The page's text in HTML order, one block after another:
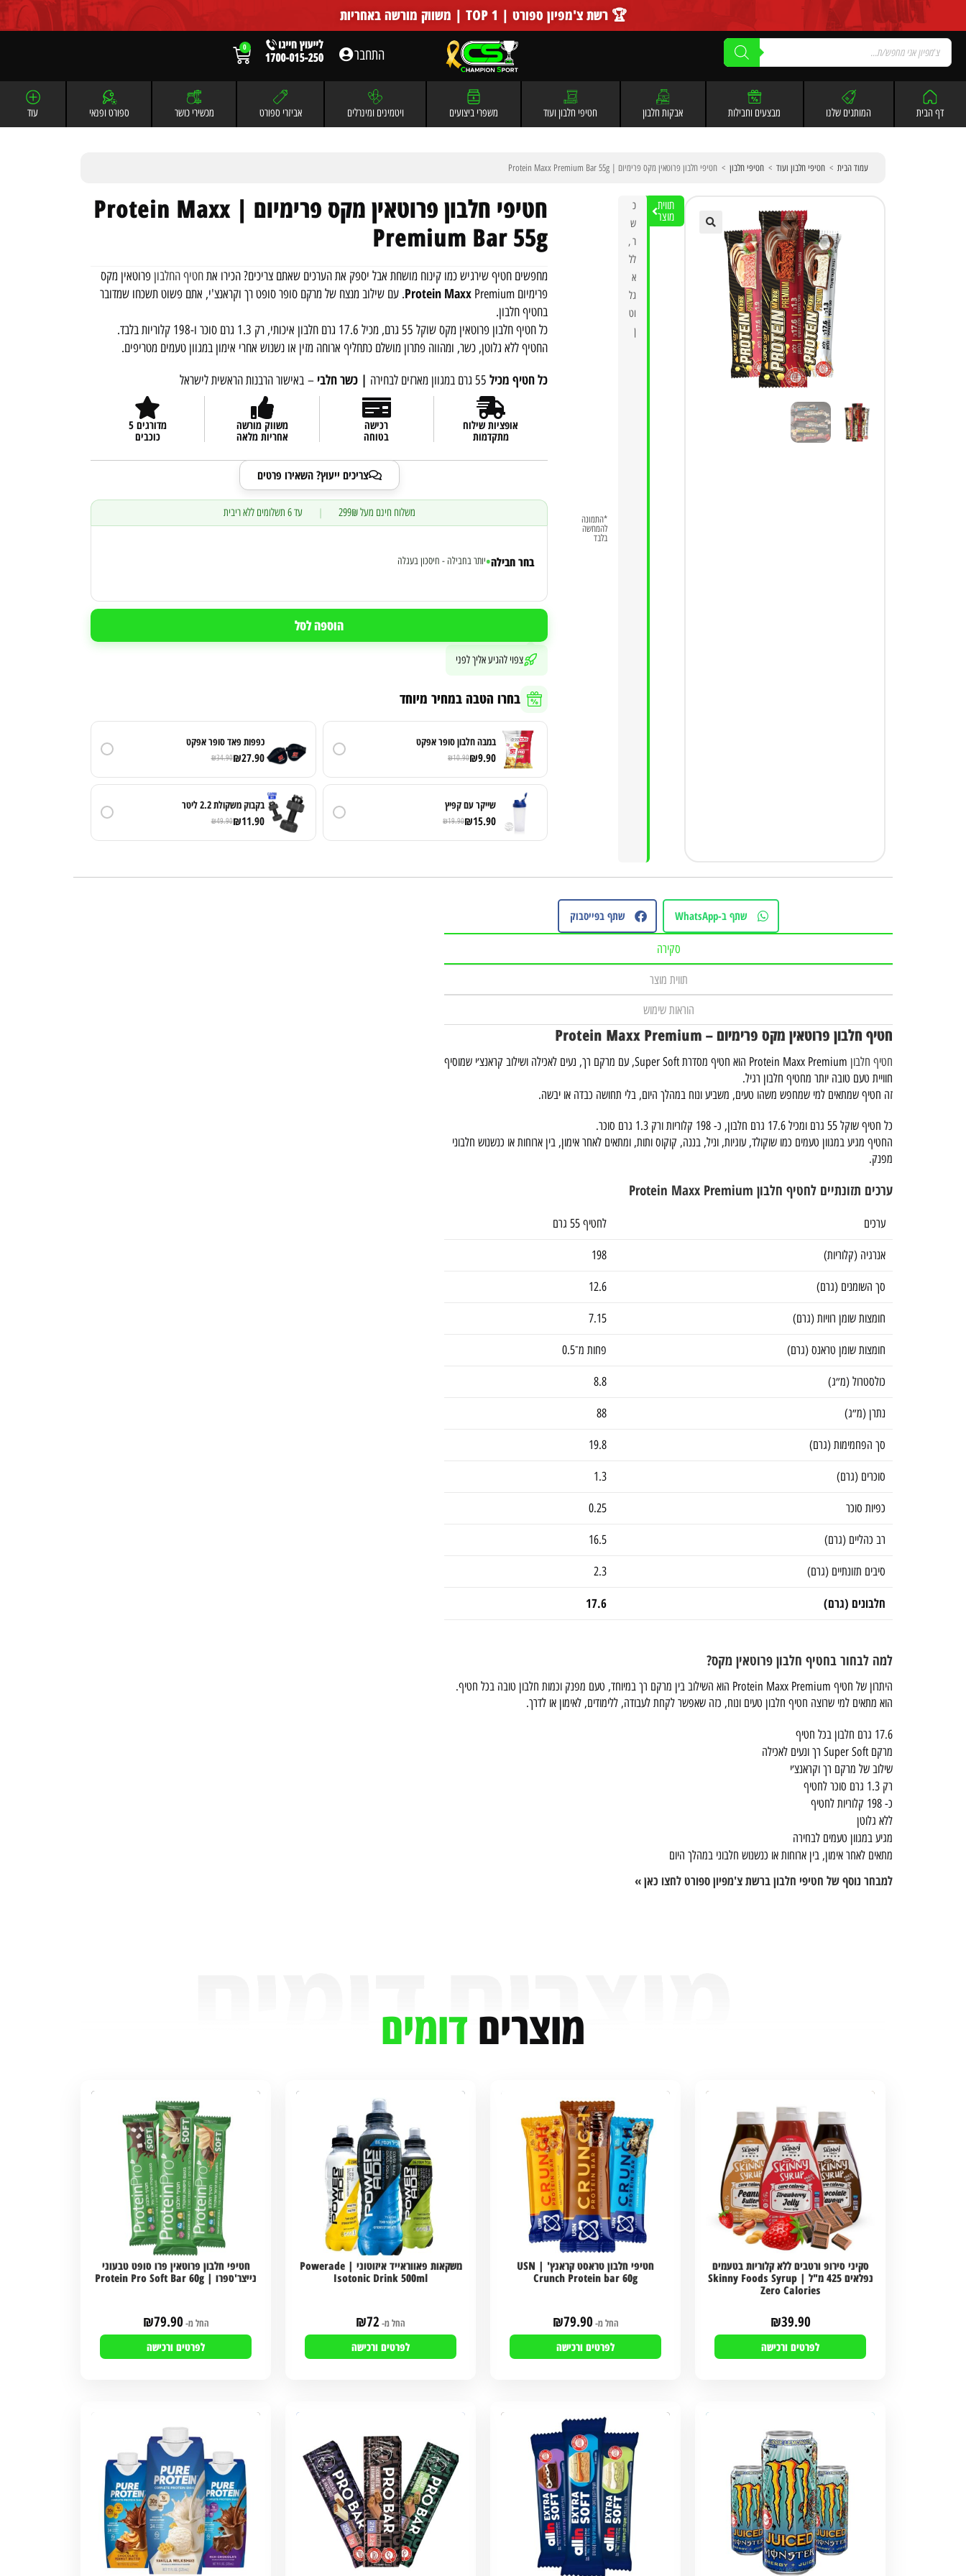
🏆 רשת צ'מפיון ספורט | TOP 1 | משווק מורשה באחריות
התחבר 0
דף הבית המותגים שלנו מבצעים וחבילות אבקות חלבון חטיפי חלבון ועוד משפרי ביצועים ויטמינים ומינרלים אביזרי ספורט מכשירי כושר ספורט ופנאי עוד
עמוד הבית > חטיפי חלבון ועוד > חטיפי חלבון > חטיפי חלבון פרוטאין מקס פרימיום | Protein Maxx Premium Bar 55g
תווית
מוצר
כ
ש
ר,
לל
א
גל
וט
ן
*התמונה
להמחשה
בלבד
חטיפי חלבון פרוטאין מקס פרימיום | Protein Maxx
Premium Bar 55g
מחפשים חטיף שירגיש כמו קינוח מושחת אבל יספק את הערכים שאתם צריכים? הכירו אתחטיף החלבון פרוטאין מקס
פרימיום
Protein MaxxPremium. עם שילוב מנצח של מרקם סופר סופט רך וקראנצ'י, אתם פשוט תשכחו שמדובר
בחטיף חלבון.
כל חטיף חלבון פרוטאין מקס שוקל 55 גרם, מכיל 17.6 גרם חלבון איכותי, רק 1.3 גרם סוכר ו-198 קלוריות בלבד.
החטיף ללא גלוטן, כשר, ומהווה פתרון מושלם כתחליף ארוחה מזין או נשנוש אחרי אימון במגוון טעמים מטריפים.
כל חטיף מכיל | כשר חלבי – באישור הרבנות הראשית לישראל
אופציות שילוח
מתקדמות
רכישה
בטוחה
משווק מורשה
אחריות מלאה
מדורגים 5
כוכבים
צריכים ייעוץ? השאירו פרטים
משלוח חינם מעל 299₪ עד 6 תשלומים ללא ריבית
בחר חבילה•יותר בחבילה - חיסכון בעגלה
הוספה לסל
צפוי להגיע אליך לפני
בחרו הטבה במחיר מיוחד
במבה חלבון סופר אפקט
₪9.90
₪10.90
כפפות פאד סופר אפקט
₪27.90
₪34.90
שייקר עם קפיץ
₪15.90
₪19.90
בקבוק משקולת 2.2 ליטר
₪11.90
₪49.90
שתף ב-WhatsApp שתף בפייסבוק
סקירה
תווית מוצר
הוראות שימוש
חטיף חלבון פרוטאין מקס פרימיום – Protein Maxx Premium
חטיף חלבון
Protein Maxx Premium הוא חטיף מסדרת Super Soft, עם מרקם רך, נעים לאכילה ושילוב קראנצ׳י שמוסיף
חוויית טעם טובה יותר מחטיף חלבון רגיל.
זה חטיף שמתאים למי שמחפש משהו טעים, משביע ונוח במהלך היום, בלי תחושה כבדה או יבשה.
כל חטיף שוקל 55 גרם ומכיל 17.6 גרם חלבון, כ- 198 קלוריות ורק 1.3 גרם סוכר.
החטיף מגיע במגוון טעמים כמו שוקולד, עוגיות, וניל, בננה, קוקוס ותות, ומתאים לאחר אימון, בין ארוחות או כנשנוש חלבוני
מפנק.
ערכים תזונתיים לחטיף חלבון Protein Maxx Premium
ערכים לחטיף 55 גרם
אנרגיה (קלוריות) 198
סך השומנים (גרם) 12.6
חומצות שומן רוויות (גרם) 7.15
חומצות שומן טראנס (גרם) פחות מ־0.5
כולסטרול (מ״ג) 8.8
נתרן (מ״ג) 88
סך הפחמימות (גרם) 19.8
סוכרים (גרם) 1.3
כפיות סוכר 0.25
רב כהליים (גרם) 16.5
סיבים תזונתיים (גרם) 2.3
חלבונים (גרם) 17.6
למה לבחור בחטיף חלבון פרוטאין מקס?
היתרון של חטיף Protein Maxx Premium הוא השילוב בין מרקם רך במיוחד, טעם מפנק וכמות חלבון טובה בכל חטיף.
הוא מתאים למי שרוצה חטיף חלבון טעים ונוח, כזה שאפשר לקחת לעבודה, ללימודים, לאימון או לדרך.
17.6 גרם חלבון בכל חטיף
מרקם Super Soft רך ונעים לאכילה
שילוב של מרקם רך וקראנצ׳י
רק 1.3 גרם סוכר לחטיף
כ- 198 קלוריות לחטיף
ללא גלוטן
מגיע במגוון טעמים לבחירה
מתאים לאחר אימון, בין ארוחות או כנשנוש חלבוני במהלך היום
למבחר נוסף של חטיפי חלבון ברשת צ'מפיון ספורט לחצו כאן »
מוצרים דומים
סקיני סירופ ורטבים ללא קלוריות בטעמים
נפלאים 425 מ"ל | Skinny Foods Syrup
Zero Calories
₪39.90
לפרטים ורכישה
חטיפי חלבון טראסט קראנץ' | USN
Crunch Protein bar 60g
החל מ- ₪79.90
לפרטים ורכישה
משקאות פאווראייד איזוטוני | Powerade
Isotonic Drink 500ml
החל מ- ₪72
לפרטים ורכישה
חטיפי חלבון פרוטאין פרו סופט טבעוני
נייצר'ספרו | Protein Pro Soft Bar 60g
החל מ- ₪79.90
לפרטים ורכישה